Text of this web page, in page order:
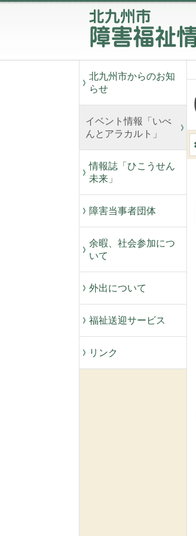
北九州市からのお知
らせ
イベント情報「いべ
んとアラカルト」
情報誌「ひこうせん
未来」
障害当事者団体
余暇、社会参加につ
いて
外出について
福祉送迎サービス
リンク